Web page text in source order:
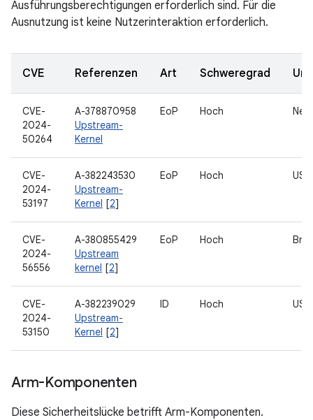
Ausführungsberechtigungen erforderlich sind. Für die
Ausnutzung ist keine Nutzerinteraktion erforderlich.
CVE Referenzen Art Schweregrad
CVE-
2024-
50264
A-378870958
Upstream-
Kernel
EoP Hoch
CVE-
2024-
53197
A-382243530
Upstream-
Kernel [2]
EoP Hoch USB
CVE-
2024-
56556
A-380855429
Upstream
kernel [2]
EoP Hoch
CVE-
2024-
53150
A-382239029
Upstream-
Kernel [2]
ID Hoch USB
Arm-Komponenten
Diese Sicherheitslücke betrifft Arm-Komponenten.